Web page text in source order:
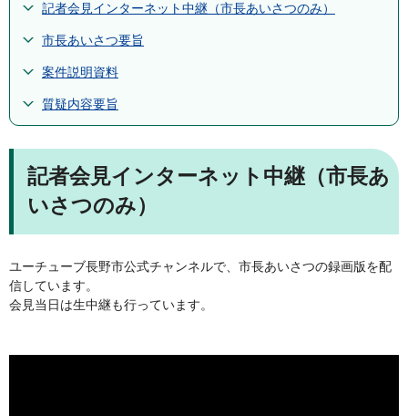
記者会見インターネット中継（市長あいさつのみ）
市長あいさつ要旨
案件説明資料
質疑内容要旨​​
記者会見インターネット中継（市長あ
いさつのみ）
ユーチューブ長野市公式チャンネルで、市長あいさつの録画版を配
信しています。
会見当日は生中継も行っています。